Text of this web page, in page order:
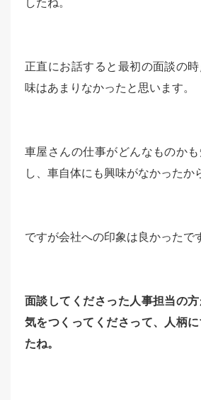
したね。
正直にお話すると最初の面談の
味はあまりなかったと思います。
車屋さんの仕事がどんなものか
し、車自体にも興味がなかったか
ですが会社への印象は良かったで
面談してくださった人事担当の
気をつくってくださって、人柄
たね。